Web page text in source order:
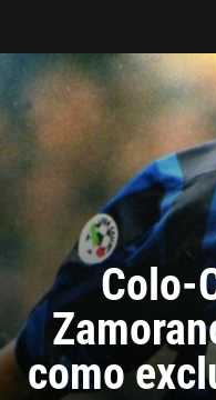
Colo-
como